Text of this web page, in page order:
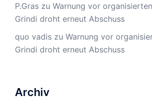
P.Gras zu Warnung vor
Grindi droht erneut Abschuss
quo vadis zu Warnung vor
Grindi droht erneut Abschuss
Archiv